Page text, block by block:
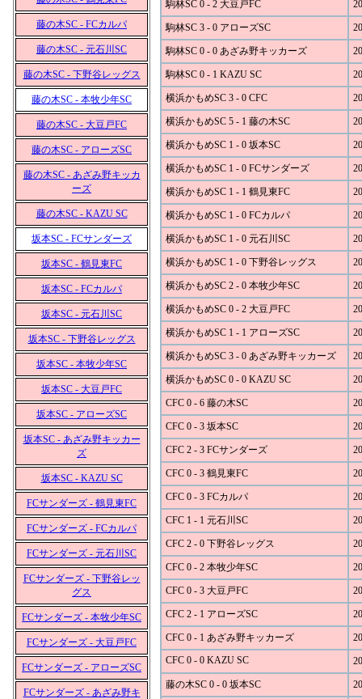
藤の木SC - FCカルパ
藤の木SC - 元石川SC
藤の木SC - 下野谷レッグス
藤の木SC - 本牧少年SC
藤の木SC - 大豆戸FC
藤の木SC - アローズSC
藤の木SC - あざみ野キッカ
ーズ
藤の木SC - KAZU SC
坂本SC - FCサンダーズ
坂本SC - 鶴見東FC
坂本SC - FCカルパ
坂本SC - 元石川SC
坂本SC - 下野谷レッグス
坂本SC - 本牧少年SC
坂本SC - 大豆戸FC
坂本SC - アローズSC
坂本SC - あざみ野キッカー
ズ
坂本SC - KAZU SC
FCサンダーズ - 鶴見東FC
FCサンダーズ - FCカルパ
FCサンダーズ - 元石川SC
FCサンダーズ - 下野谷レッ
グス
FCサンダーズ - 本牧少年SC
FCサンダーズ - 大豆戸FC
FCサンダーズ - アローズSC
FCサンダーズ - あざみ野キ
駒林SC 0 - 2 大豆戸FC
駒林SC 3 - 0 アローズSC
駒林SC 0 - 0 あざみ野キッカーズ
駒林SC 0 - 1 KAZU SC
横浜かもめSC 3 - 0 CFC
横浜かもめSC 5 - 1 藤の木SC
横浜かもめSC 1 - 0 坂本SC
横浜かもめSC 1 - 0 FCサンダーズ
横浜かもめSC 1 - 1 鶴見東FC
横浜かもめSC 1 - 0 FCカルパ
横浜かもめSC 1 - 0 元石川SC
横浜かもめSC 1 - 0 下野谷レッグス
横浜かもめSC 2 - 0 本牧少年SC
横浜かもめSC 0 - 2 大豆戸FC
横浜かもめSC 1 - 1 アローズSC
横浜かもめSC 3 - 0 あざみ野キッカーズ
横浜かもめSC 0 - 0 KAZU SC
CFC 0 - 6 藤の木SC
CFC 0 - 3 坂本SC
CFC 2 - 3 FCサンダーズ
CFC 0 - 3 鶴見東FC
CFC 0 - 3 FCカルパ
CFC 1 - 1 元石川SC
CFC 2 - 0 下野谷レッグス
CFC 0 - 2 本牧少年SC
CFC 0 - 3 大豆戸FC
CFC 2 - 1 アローズSC
CFC 0 - 1 あざみ野キッカーズ
CFC 0 - 0 KAZU SC
藤の木SC 0 - 0 坂本SC